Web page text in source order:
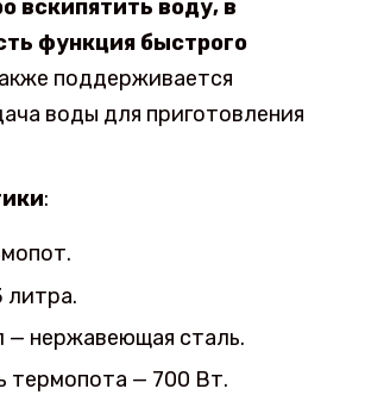
вскипятить воду, в
функция быстрого
поддерживается
воды для приготовления
:
литра.
— нержавеющая сталь.
термопота — 700 Вт.